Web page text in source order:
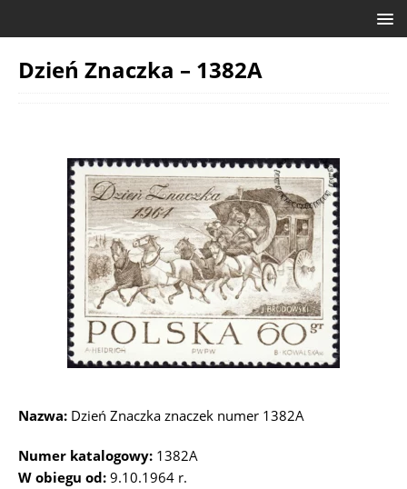
Dzień Znaczka – 1382A
Nazwa: Dzień Znaczka znaczek numer 1382A
Numer katalogowy: 1382A
W obiegu od: 9.10.1964 r.